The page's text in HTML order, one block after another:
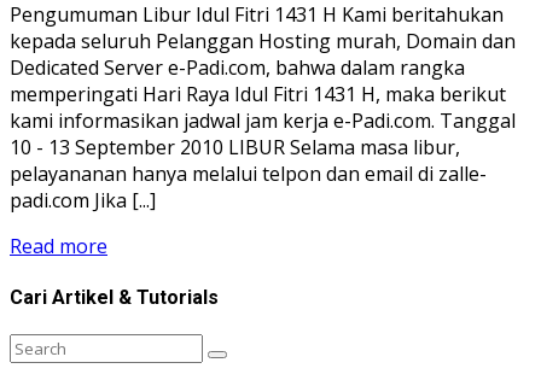
Pengumuman Libur Idul Fitri 1431 H Kami beritahukan
kepada seluruh Pelanggan Hosting murah, Domain dan
Dedicated Server e-Padi.com, bahwa dalam rangka
memperingati Hari Raya Idul Fitri 1431 H, maka berikut
kami informasikan jadwal jam kerja e-Padi.com. Tanggal
10 - 13 September 2010 LIBUR Selama masa libur,
pelayananan hanya melalui telpon dan email di zalle-
padi.com Jika [...]
Read more
Cari Artikel & Tutorials